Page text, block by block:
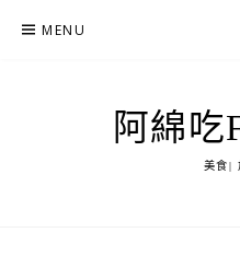
MENU
阿綿吃
美食|